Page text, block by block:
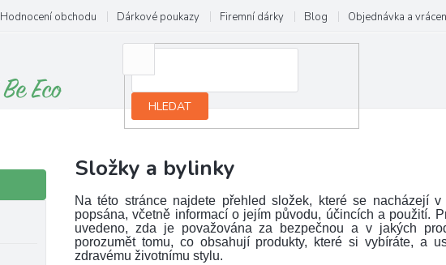
Hodnocení obchodu Dárkové poukazy Firemní dárky Blog Objednávka a
HLEDAT
Složky a bylinky
Na této stránce najdete přehled složek, které se nacházejí
popsána, včetně informací o jejím původu, účincích a použití.
uvedeno, zda je považována za bezpečnou a v jakých
porozumět tomu, co obsahují produkty, které si vybíráte, a
zdravému životnímu stylu.